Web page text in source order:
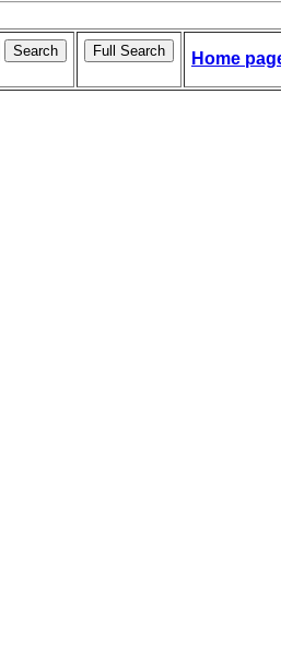
Home